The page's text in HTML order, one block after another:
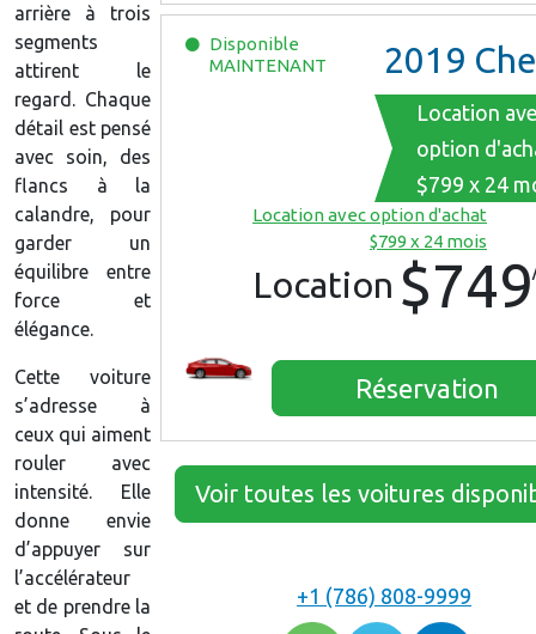
Disponible
MAINTENANT
2019 Chevrolet Malibu
Location
option
$799 x 24
Location avec option d'achat
$799 x 24 mois
Location $749
Réservation
Voir toutes les voitures
+1 (786) 808-9999
arrière à trois
segments
attirent le
regard. Chaque
détail est pensé
avec soin, des
flancs à la
calandre, pour
garder un
équilibre entre
force et
élégance.
Cette voiture
s’adresse à
ceux qui aiment
rouler avec
intensité. Elle
donne envie
d’appuyer sur
l’accélérateur
et de prendre la